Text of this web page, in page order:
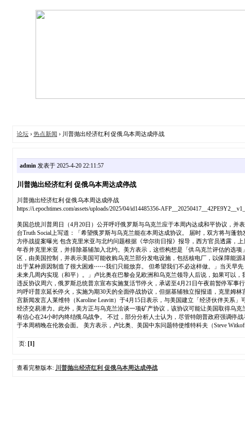
论坛› 热点新闻 › 川普抛出经济红利 促俄乌本周达成停战
admin发表于 2025-4-20 22:11:57
川普抛出经济红利 促俄乌本周达成停战
川普抛出经济红利 促俄乌本周达成停战
https://i.epochtimes.com/assets/uploads/2025/04/id14485356-
美国总统川普周日（4月20日）公开呼吁俄罗斯与乌克兰应于本周内达成和平协议，
台Truth Social上写道：「希望俄罗斯与乌克兰能在本周达成协议。 届时，双方将与
方停战提案曝光 包含克里米亚与北约问题根据《华尔街日报》报导，西方官员透露，
年吞并克里米亚，并排除基辅加入北约。美方表示，这些构想是「供乌克兰评估的选
区，由美国控制，并表示美国可能收购乌克兰部分发电设施，包括核电厂，以保障能
出于某种原因制造了很大困难⋯⋯我们只能放弃。 但希望我们不必这样做。」当天早
未来几周内实现（和平）。」卢比奥在巴黎会见欧洲和乌克兰领导人后说，如果可以
违反协议周六，俄罗斯总统普京宣布实施复活节停火，承诺至4月21日午夜前暂停军
均呼吁普京延长停火，实施为期30天的全面停战协议，但据基辅独立报报道，克里姆
宫新闻发言人莱维特（Karoline Leavitt）于4月15日表示，与美国建立「经济伙伴关系
经济交易潜力。此外，美方正与乌克兰洽谈一项矿产协议，该协议可能让美国取得乌
有信心在24小时内终结俄乌战争。 不过，部分分析人士认为，尽管特朗普政府强调停
于本周稍晚在伦敦会面。 美方表示，卢比奥、美国中东问题特使维特科夫（Steve
页: [1]
查看完整版本: 川普抛出经济红利 促俄乌本周达成停战